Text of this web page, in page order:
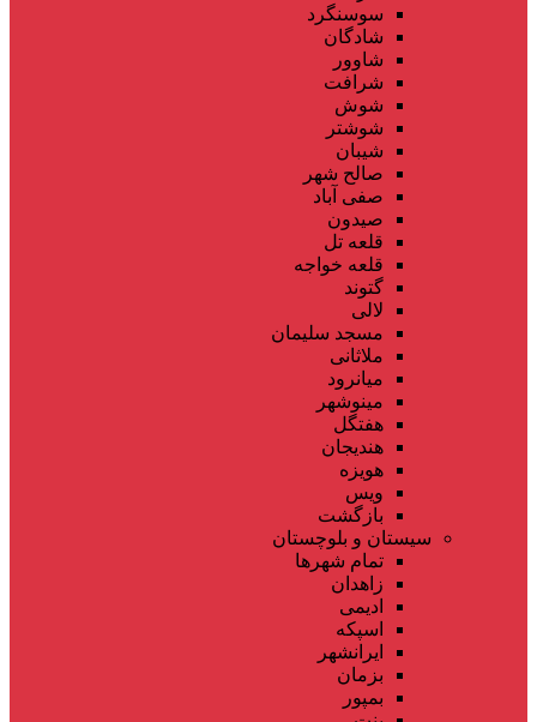
سوسنگرد
شادگان
شاوور
شرافت
شوش
شوشتر
شیبان
صالح شهر
صفی آباد
صیدون
قلعه تل
قلعه خواجه
گتوند
لالی
مسجد سلیمان
ملاثانی
میانرود
مینوشهر
هفتگل
هندیجان
هویزه
ویس
بازگشت
سیستان و بلوچستان
تمام شهر‌ها
زاهدان
ادیمی
اسپکه
ایرانشهر
بزمان
بمپور